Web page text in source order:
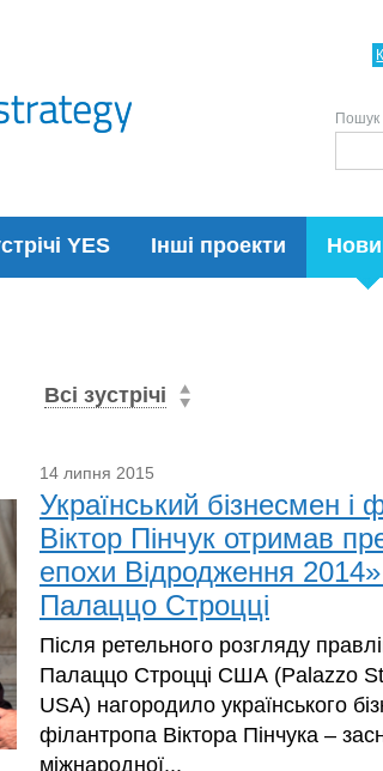
YES Інші проекти
Пошук
Всі зустрічі
14 липня 2015
Український бізнесмен і
Віктор Пінчук отримав
епохи Відродження
Палаццо Строцці
Після ретельного розгляду
Палаццо Строцці США (Palazzo
USA) нагородило українського
філантропа Віктора Пінчука –
міжнародної...